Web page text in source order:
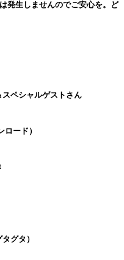
発生しませんのでご安心を。ど
スペシャルゲストさん
ード）
グタ）